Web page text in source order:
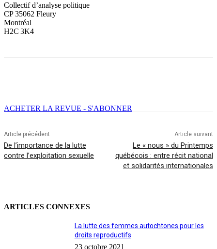
Collectif d’analyse politique
CP 35062 Fleury
Montréal
H2C 3K4
ACHETER LA REVUE - S'ABONNER
Article précédent
De l’importance de la lutte
contre l’exploitation sexuelle
Article suivant
Le « nous » du Printemps
québécois : entre récit national
et solidarités internationales
ARTICLES CONNEXES
La lutte des femmes autochtones pour les
droits reproductifs
23 octobre 2021